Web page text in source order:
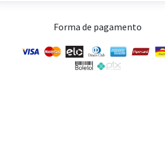
Forma de pagamento